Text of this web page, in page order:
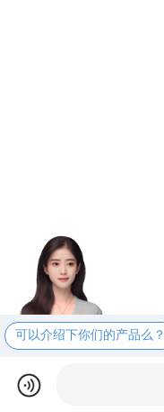
可以介绍下你们的产品么？